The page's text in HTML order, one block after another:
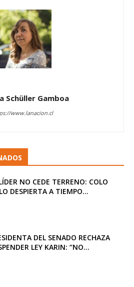
Schüller Gamboa
www.lanacion.cl
NO CEDE TERRENO: COLO
DESPIERTA A TIEMPO...
DEL SENADO RECHAZA
LEY KARIN: “NO...